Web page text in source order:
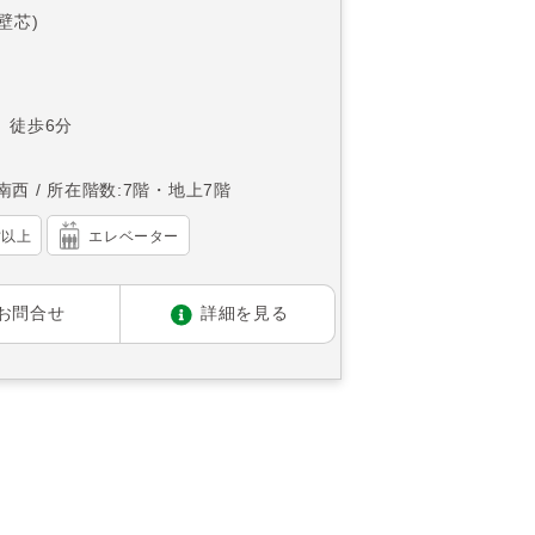
芯)
歩6分
西 所在階数:7階・地上7階
上 エレベーター
問合せ 詳細を見る